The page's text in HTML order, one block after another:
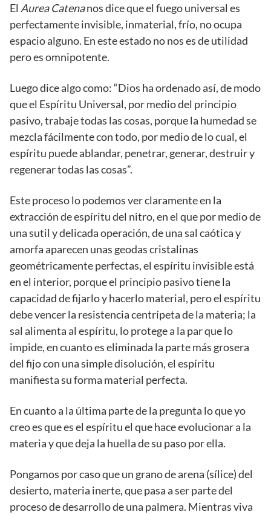
El Aurea Catenanos dice que el fuego universal es
perfectamente invisible, inmaterial, frío, no ocupa
espacio alguno. En este estado no nos es de utilidad
pero es omnipotente.
Luego dice algo como: “Dios ha ordenado así, de modo
que el Espíritu Universal, por medio del principio
pasivo, trabaje todas las cosas, porque la humedad se
mezcla fácilmente con todo, por medio de lo cual, el
espíritu puede ablandar, penetrar, generar, destruir y
regenerar todas las cosas”.
Este proceso lo podemos ver claramente en la
extracción de espíritu del nitro, en el que por medio de
una sutil y delicada operación, de una sal caótica y
amorfa aparecen unas geodas cristalinas
geométricamente perfectas, el espíritu invisible está
en el interior, porque el principio pasivo tiene la
capacidad de fijarlo y hacerlo material, pero el espíritu
debe vencer la resistencia centrípeta de la materia; la
sal alimenta al espíritu, lo protege a la par que lo
impide, en cuanto es eliminada la parte más grosera
del fijo con una simple disolución, el espíritu
manifiesta su forma material perfecta.
En cuanto a la última parte de la pregunta lo que yo
creo es que es el espíritu el que hace evolucionar a la
materia y que deja la huella de su paso por ella.
Pongamos por caso que un grano de arena (sílice) del
desierto, materia inerte, que pasa a ser parte del
proceso de desarrollo de una palmera. Mientras viva